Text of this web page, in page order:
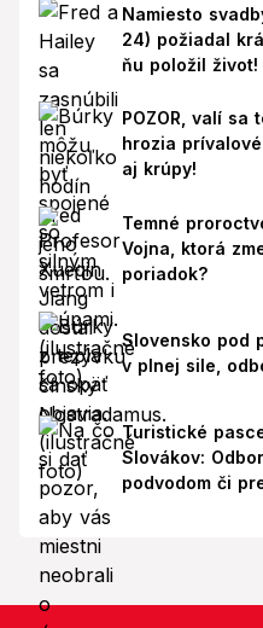
Namiesto
24) požiadal
ňu položil život!
POZOR, valí sa
hrozia
aj krúpy!
Temné
Vojna, ktorá
poriadok?
Slovensko pod
v plnej sile,
Turistické
Slovákov:
podvodom či